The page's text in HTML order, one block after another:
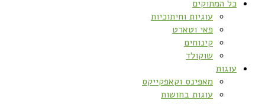
כל המתוקים
עוגיות וחיתוכיות
פאי וטארט
קינוחים
שוקולד
עוגות
מאפינס וקאפקייקס
עוגות בחושות